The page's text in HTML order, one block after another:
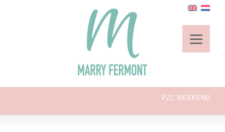
PZC WEEKEND